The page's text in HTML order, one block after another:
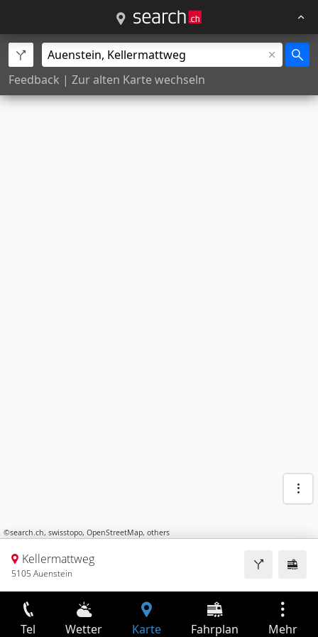
Feedback | Zur alten Karte wechseln
©search.ch, swisstopo, OpenStreetMap, others
Kellermattweg
5105 Auenstein
Tel Wetter Karte Fahrplan Mehr